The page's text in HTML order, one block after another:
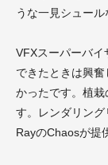
うな一見シュー
VFXスーパーバ
できたときは興
かったです。植
す。レンダリン
RayのChaosが提